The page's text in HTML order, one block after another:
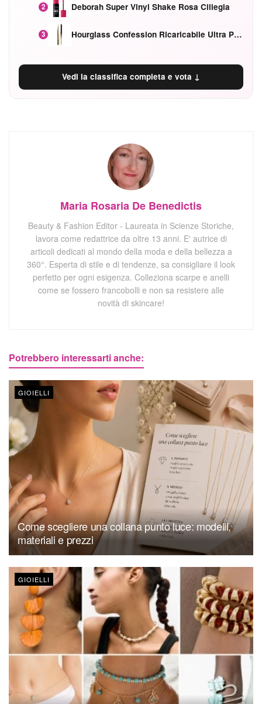
2 Deborah Super Vinyl Shake Rosa Ciliegia
3 Hourglass Confession Ricaricabile Ultra Preciso Ad Alta Intensità Secretly Classic Red
Vedi la classifica completa e vota ↓
Maria Rosaria De Benedictis
Beauty & Fashion Editor - Laureata in Scienze Storiche,
lavora come redattrice da oltre 13 anni. E' autrice di
articoli dedicati al mondo della moda e della bellezza a
360°. Esperta di stile e di tendenze, sa consigliare il look
perfetto per ogni esigenza. Colleziona scarpe e anelli
come se fossero francobolli e non sa resistere alle
novità di skincare!
Potrebbero interessarti anche:
GIOIELLI
Come scegliere una collana punto luce: modelli,
materiali e prezzi
GIOIELLI